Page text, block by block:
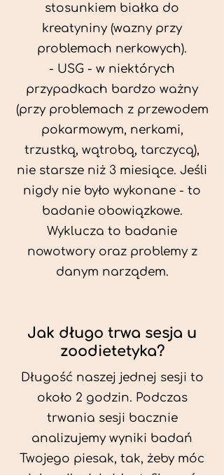
stosunkiem białka do
kreatyniny (wazny przy
problemach nerkowych).
- USG - w niektórych
przypadkach bardzo ważny
(przy problemach z przewodem
pokarmowym, nerkami,
trzustką, wątrobą, tarczycą),
nie starsze niż 3 miesiące. Jeśli
nigdy nie było wykonane - to
badanie obowiązkowe.
Wyklucza to badanie
nowotwory oraz problemy z
danym narządem.
Jak długo trwa sesja u
zoodietetyka?
Długość naszej jednej sesji to
około 2 godzin. Podczas
trwania sesji bacznie
analizujemy wyniki badań
Twojego piesak, tak, żeby móc